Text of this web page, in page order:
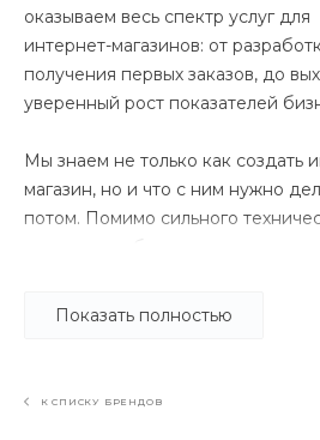
оказываем весь спектр услуг для
интернет-магазинов: от
получения первых заказов, до
уверенный рост показателей
Мы знаем не только как создать
магазин, но и что с ним нужно
потом. Помимо сильного
обеспечения стабильной
Показать полностью
К СПИСКУ БРЕНДОВ